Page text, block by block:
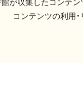
が収集したコンテン
コンテンツの利用